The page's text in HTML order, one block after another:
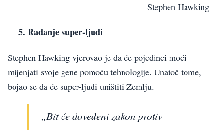
Stephen Hawking
5. Rađanje super-ljudi
Stephen Hawking vjerovao je da će pojedinci moći
mijenjati svoje gene pomoću tehnologije. Unatoč tome,
bojao se da će super-ljudi uništiti Zemlju.
„Bit će dovedeni zakon protiv